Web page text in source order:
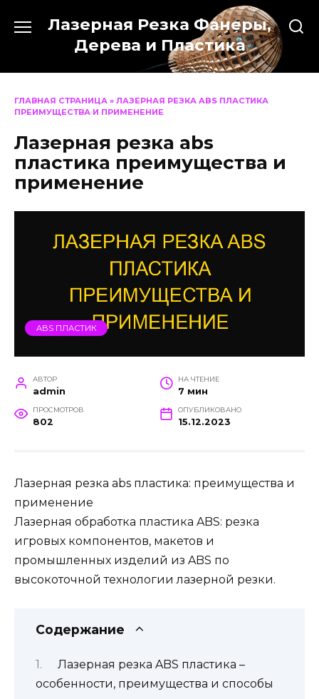
содержанию
Лазерная Резка Фанеры,
Дерева и Пластика
ГЛАВНАЯ СТРАНИЦА » ЛАЗЕРНАЯ РЕЗКА ABS ПЛАСТИКА
ПРЕИМУЩЕСТВА И ПРИМЕНЕНИЕ
Лазерная резка abs
пластика преимущества и
применение
ABS ПЛАСТИК
АВТОР
admin
НА ЧТЕНИЕ
7 мин
ПРОСМОТРОВ
802
ОПУБЛИКОВАНО
15.12.2023
Лазерная резка abs пластика: преимущества и
применение
Лазерная обработка пластика ABS: резка
игровых компонентов, макетов и
промышленных изделий из ABS по
высокоточной технологии лазерной резки.
Содержание
Лазерная резка ABS пластика –
особенности, преимущества и способы